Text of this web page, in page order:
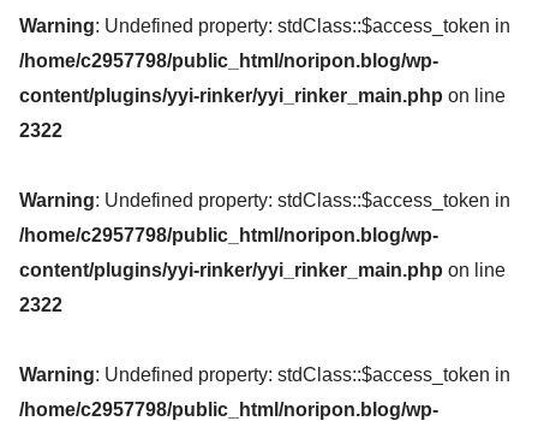
Warning: Undefined property: stdClass::$access_token in
/home/c2957798/public_html/noripon.blog/wp-
content/plugins/yyi-rinker/yyi_rinker_main.php on line
2322
Warning: Undefined property: stdClass::$access_token in
/home/c2957798/public_html/noripon.blog/wp-
content/plugins/yyi-rinker/yyi_rinker_main.php on line
2322
Warning: Undefined property: stdClass::$access_token in
/home/c2957798/public_html/noripon.blog/wp-